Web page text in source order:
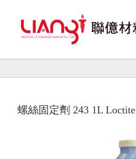
content
螺絲固定劑 243 1L Loctite